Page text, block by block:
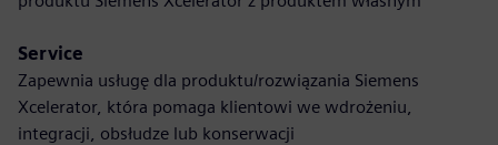
Service
Zapewnia usługę dla produktu/rozwiązania Siemens
Xcelerator, która pomaga klientowi we wdrożeniu,
integracji, obsłudze lub konserwacji